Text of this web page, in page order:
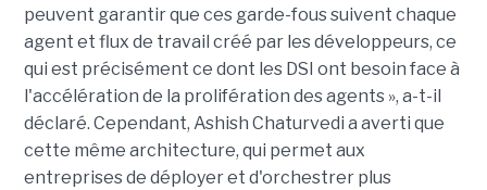
peuvent garantir que ces garde-fous suivent chaque
agent et flux de travail créé par les développeurs, ce
qui est précisément ce dont les DSI ont besoin face à
l'accélération de la prolifération des agents », a-t-il
déclaré. Cependant, Ashish Chaturvedi a averti que
cette même architecture, qui permet aux
entreprises de déployer et d'orchestrer plus